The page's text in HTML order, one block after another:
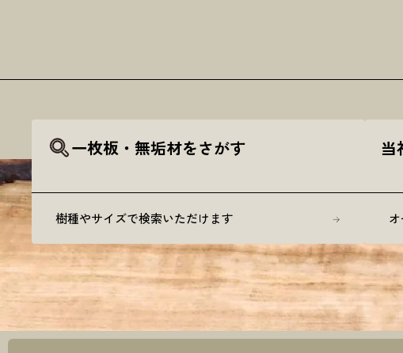
一枚板・無垢材をさがす
樹種やサイズで検索いただけます
当